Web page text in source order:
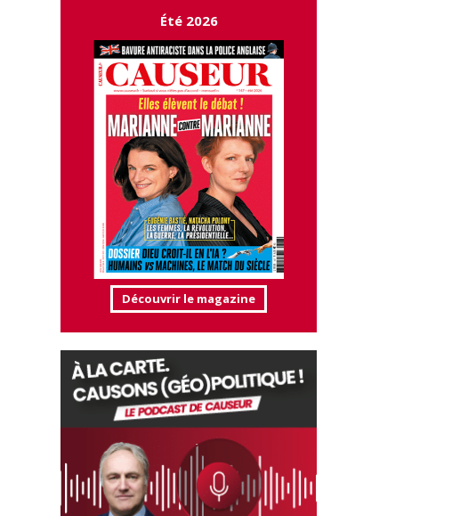
Été 2026
Découvrir le magazine